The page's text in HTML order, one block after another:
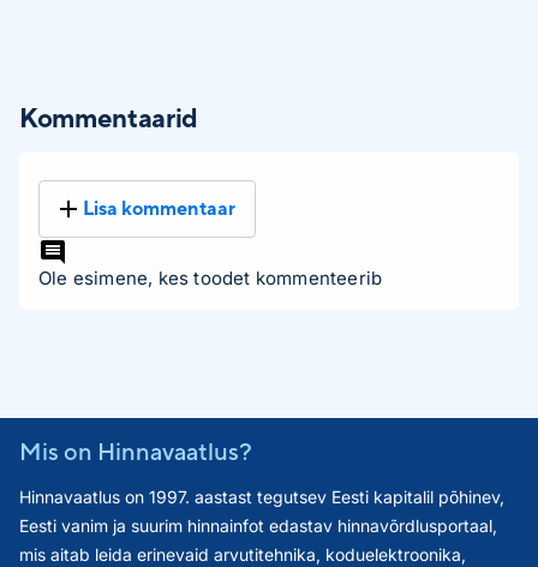
Kommentaarid
Lisa kommentaar
Ole esimene, kes toodet kommenteerib
Mis on Hinnavaatlus?
Hinnavaatlus on 1997. aastast tegutsev Eesti kapitalil põhinev,
Eesti vanim ja suurim hinnainfot edastav hinnavõrdlusportaal,
mis aitab leida erinevaid arvutitehnika, koduelektroonika,